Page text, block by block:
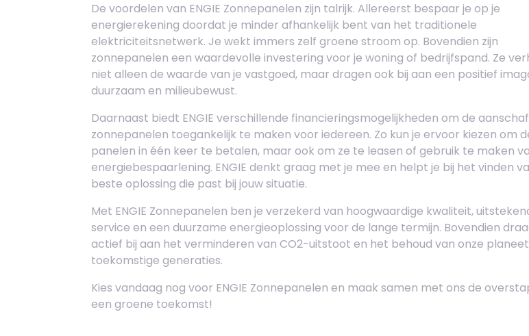
De voordelen van ENGIE Zonnepanelen zijn talrijk. Allereerst bespaar je op je
energierekening doordat je minder afhankelijk bent van het traditionele
elektriciteitsnetwerk. Je wekt immers zelf groene stroom op. Bovendien zijn
zonnepanelen een waardevolle investering voor je woning of bedrijfspand. Ze
niet alleen de waarde van je vastgoed, maar dragen ook bij aan een positief
duurzaam en milieubewust.
Daarnaast biedt ENGIE verschillende financieringsmogelijkheden om de
zonnepanelen toegankelijk te maken voor iedereen. Zo kun je ervoor kiezen om
panelen in één keer te betalen, maar ook om ze te leasen of gebruik te maken
energiebespaarlening. ENGIE denkt graag met je mee en helpt je bij het vinden
beste oplossing die past bij jouw situatie.
Met ENGIE Zonnepanelen ben je verzekerd van hoogwaardige kwaliteit,
service en een duurzame energieoplossing voor de lange termijn. Bovendien
actief bij aan het verminderen van CO2-uitstoot en het behoud van onze
toekomstige generaties.
Kies vandaag nog voor ENGIE Zonnepanelen en maak samen met ons de
een groene toekomst!